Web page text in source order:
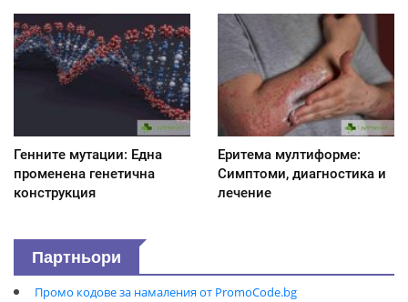
Генните мутации: Една
променена генетична
конструкция
Еритема мултиформе:
Симптоми, диагностика и
лечение
Партньори
Промо кодове за намаления от PromoCode.bg